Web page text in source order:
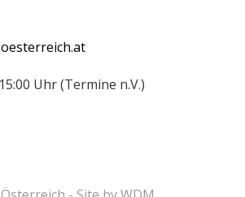
Uhr (Termine n.V.)